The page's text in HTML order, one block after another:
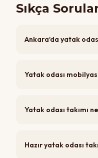
Sıkça
Ankara'da yatak
Yatak odası
Yatak odası takımı
Hazır yatak odası